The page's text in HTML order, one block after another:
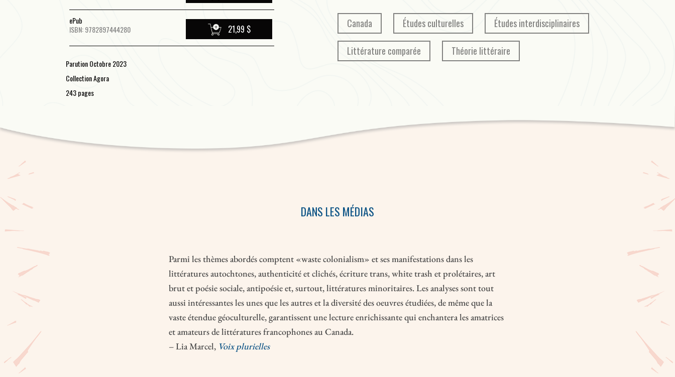
ePub
ISBN: 9782897444280
21,99 $
Parution Octobre 2023
Collection Agora
243 pages
Canada Études culturelles Études interdisciplinaires
Littérature comparée Théorie littéraire
DANS LES MÉDIAS
Parmi les thèmes abordés comptent «waste colonialism» et ses manifestations dans les
littératures autochtones, authenticité et clichés, écriture trans, white trash et prolétaires, art
brut et poésie sociale, antipoésie et, surtout, littératures minoritaires. Les analyses sont tout
aussi intéressantes les unes que les autres et la diversité des oeuvres étudiées, de même que la
vaste étendue géoculturelle, garantissent une lecture enrichissante qui enchantera les amatrices
et amateurs de littératures francophones au Canada.
– Lia Marcel, Voix plurielles